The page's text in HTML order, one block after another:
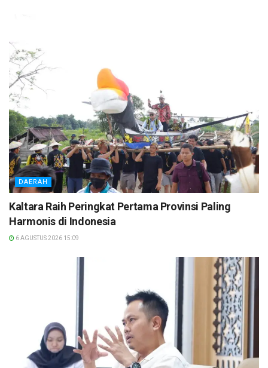
DAERAH
Kaltara Raih Peringkat Pertama Provinsi Paling
Harmonis di Indonesia
6 AGUSTUS 2026 15:09